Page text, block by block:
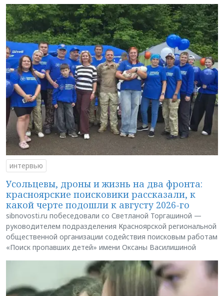
интервью
Усольцевы, дроны и жизнь на два фронта:
красноярские поисковики рассказали, к
какой черте подошли к августу 2026-го
sibnovosti.ru побеседовали со Светланой Торгашиной —
руководителем подразделения Красноярской региональной
общественной организации содействия поисковым работам
«Поиск пропавших детей» имени Оксаны Василишиной